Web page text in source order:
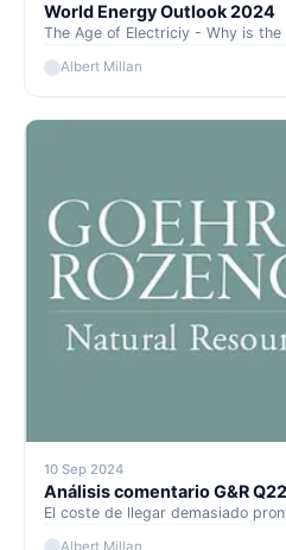
World Energy Outlook 2024
The Age of Electriciy - Why is the
Albert Millan
10 Sep 2024
Análisis comentario G&R
El coste de llegar demasiado
Albert Millan